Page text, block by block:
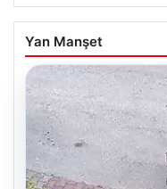
Yan Manşet